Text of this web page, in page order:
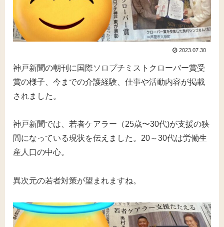
2023.07.30
神戸新聞の朝刊に国際ソロプチミストクローバー賞受
賞の様子、今までの介護経験、仕事や活動内容が掲載
されました。
神戸新聞では、若者ケアラー（25歳〜30代)が支援の狭
間になっている現状を伝えました。20～30代は労働生
産人口の中心。
異次元の若者対策が望まれますね。